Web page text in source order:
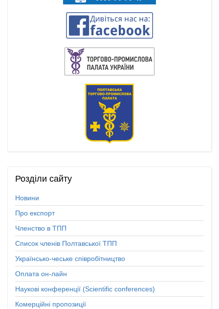
Розділи сайту
Новини
Про експорт
Членство в ТПП
Список членів Полтавської ТПП
Українсько-чеське співробітництво
Оплата он-лайн
Наукові конференції (Scientific conferences)
Комерційні пропозиції